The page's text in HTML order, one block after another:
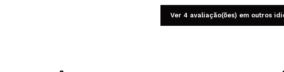
Ver 4 avaliação(ões) em outros